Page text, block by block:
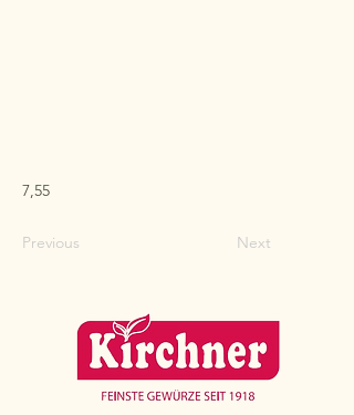
7,55
Previous Next